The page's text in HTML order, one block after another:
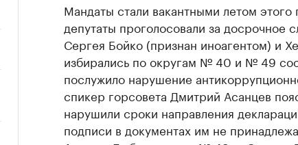
Мандаты стали вакантными летом этого
депутаты проголосовали за досрочное
Сергея Бойко (признан иноагентом) и
избирались по округам № 40 и № 49
послужило нарушение
спикер горсовета Дмитрий Асанцев
нарушили сроки направления
подписи в документах им не